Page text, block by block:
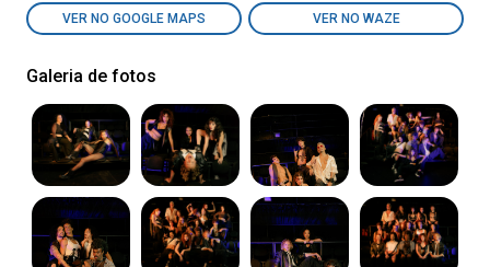
VER NO GOOGLE MAPS VER NO WAZE
Galeria de fotos